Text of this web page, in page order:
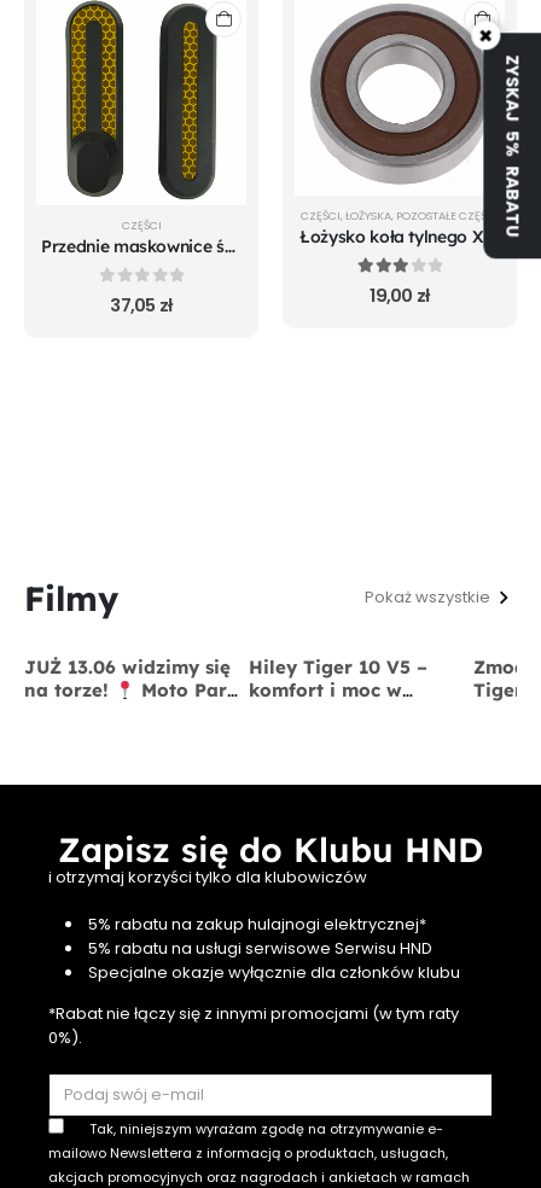
CZĘŚCI
Przednie maskownice śrub koła do Xiaomi m365 Pro Mi 1S Pro 2 Essential
out of 5
37,05 zł
CZĘŚCI, ŁOŻYSKA, POZOSTAŁE CZĘŚCI
3.00out of 5
19,00 zł
Filmy Pokaż wszystkie
JUŻ 13.06 widzimy się
na torze!
Moto Park
Hiley Tiger 10 V5 –
komfort i moc w
Tiger
Zapisz się do Klubu HND
i otrzymaj korzyści tylko dla klubowiczów
5% rabatu na zakup hulajnogi elektrycznej*
5% rabatu na usługi serwisowe Serwisu HND
Specjalne okazje wyłącznie dla członków klubu
*Rabat nie łączy się z innymi promocjami (w tym raty
0%).
Tak, niniejszym wyrażam zgodę na otrzymywanie e-
mailowo Newslettera z informacją o produktach, usługach,
akcjach promocyjnych oraz nagrodach i ankietach w ramach
×
ZYSKAJ 5% RABATU